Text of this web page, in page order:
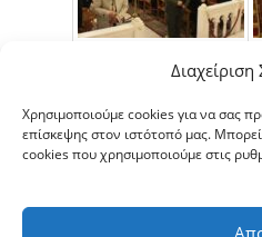
Χρησιμοποιούμε cookies για να σας
επίσκεψης στον ιστότοπό μας.
cookies που χρησιμοποιούμε στις
Copyright © 2026 ΙΕΡΑ
|Πολιτική Απορρήτου